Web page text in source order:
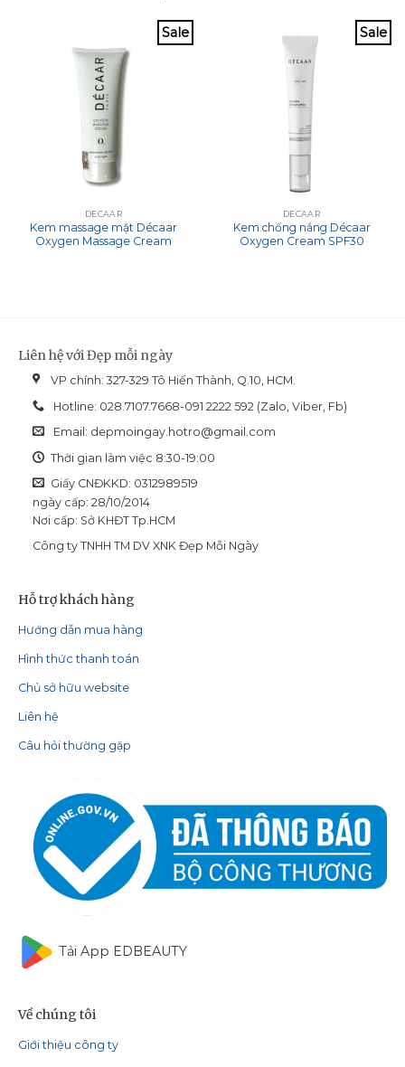
Sale
DECAAR
Kem massage mặt Décaar
Oxygen Massage Cream
Sale
DECAAR
Kem chống nắng Décaar
Oxygen Cream SPF30
Liên hệ với Đẹp mỗi ngày
VP chính: 327-329 Tô Hiến Thành, Q.10, HCM.
Hotline: 028.7107.7668-091 2222 592 (Zalo, Viber, Fb)
Email: depmoingay.hotro@gmail.com
Thời gian làm việc 8:30-19:00
Giấy CNĐKKD: 0312989519
ngày cấp: 28/10/2014
Nơi cấp: Sở KHĐT Tp.HCM
Công ty TNHH TM DV XNK Đẹp Mỗi Ngày
Hỗ trợ khách hàng
Hướng dẫn mua hàng
Hình thức thanh toán
Chủ sở hữu website
Liên hệ
Câu hỏi thường gặp
Tải App EDBEAUTY
Về chúng tôi
Giới thiệu công ty